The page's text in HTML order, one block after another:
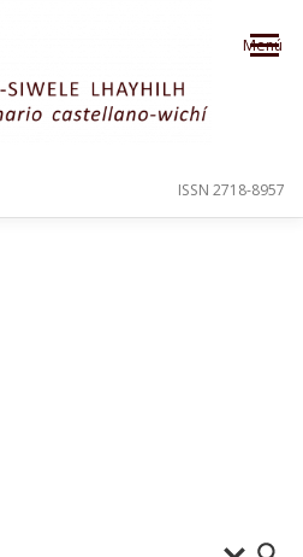
Menú
ISSN 2718-8957